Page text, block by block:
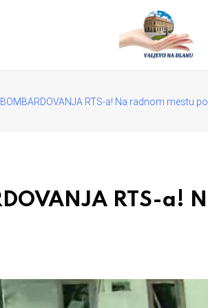
BOMBARDOVANJA RTS-a! Na radnom mestu
RTS-